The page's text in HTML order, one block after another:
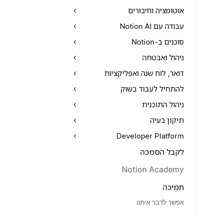
אוטומציה וחיבורים
עבודה עם Notion AI
סוכנים ב-Notion
ניהול ואבטחה
דואר, לוח שנה ואפליקציות
להתחיל לעבוד בשוק
ניהול התוכנית
תיקון בעיה
Developer Platform
לקבל הסמכה
Notion Academy
תמיכה
אפשר לדבר איתנו